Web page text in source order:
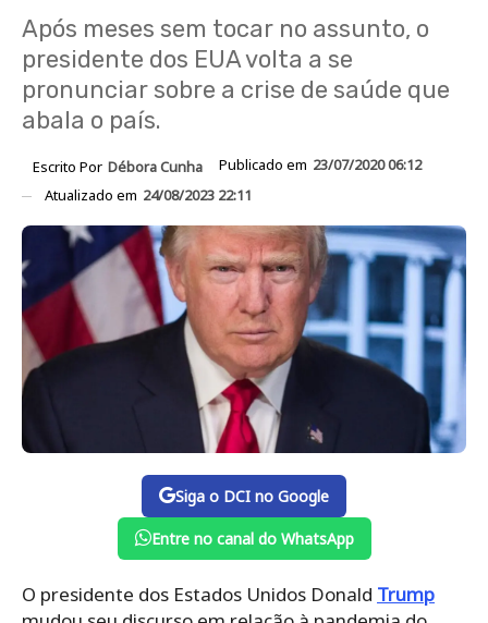
Após meses sem tocar no assunto, o
presidente dos EUA volta a se
pronunciar sobre a crise de saúde que
abala o país.
Escrito Por Débora Cunha Publicado em 23/07/2020 06:12
Atualizado em 24/08/2023 22:11
Siga o DCI no Google
Entre no canal do WhatsApp
O presidente dos Estados Unidos Donald Trump